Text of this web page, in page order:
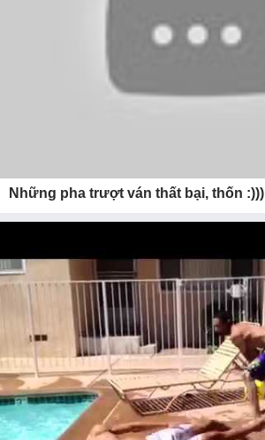
Những pha trượt ván thất bại, thốn :)))